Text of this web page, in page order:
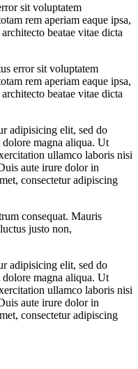
sit voluptatem
rem aperiam eaque ipsa,
beatae vitae dicta
error sit voluptatem
rem aperiam eaque ipsa,
beatae vitae dicta
adipisicing elit, sed do
magna aliqua. Ut
ullamco laboris nisi
aute irure dolor in
consectetur adipiscing
consequat. Mauris
justo non,
adipisicing elit, sed do
magna aliqua. Ut
ullamco laboris nisi
aute irure dolor in
consectetur adipiscing